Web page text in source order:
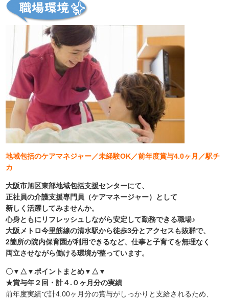
地域包括のケアマネジャー／未経験OK／前年度賞与4.0ヶ月／駅チ
カ
大阪市旭区東部地域包括支援センターにて、
正社員の介護支援専門員（ケアマネージャー）として
新しく活躍してみませんか。
心身ともにリフレッシュしながら安定して勤務できる職場♪
大阪メトロ今里筋線の清水駅から徒歩3分とアクセスも抜群で、
2箇所の院内保育園が利用できるなど、仕事と子育てを無理なく
両立させながら働ける環境が整っています。
〇▼△▼ポイントまとめ▼△▼
★賞与年２回・計４.０ヶ月分の実績
前年度実績で計4.00ヶ月分の賞与がしっかりと支給されるため、